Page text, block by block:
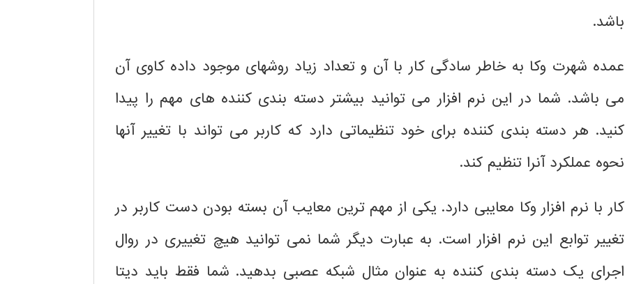
باشد.
عمده شهرت وکا به خاطر سادگی کار با آن و تعداد زیاد روشهای موجود داده کاوی آن
می باشد. شما در این نرم افزار می توانید بیشتر دسته بندی کننده های مهم را پیدا
کنید. هر دسته بندی کننده برای خود تنظیماتی دارد که کاربر می تواند با تغییر آنها
نحوه عملکرد آنرا تنظیم کند.
کار با نرم افزار وکا معایبی دارد. یکی از مهم ترین معایب آن بسته بودن دست کاربر در
تغییر توابع این نرم افزار است. به عبارت دیگر شما نمی توانید هیچ تغییری در روال
اجرای یک دسته بندی کننده به عنوان مثال شبکه عصبی بدهید. شما فقط باید دیتا